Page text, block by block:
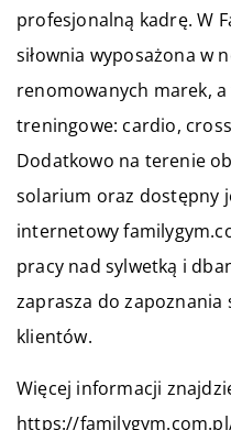
profesjonalną kadrę. W
siłownia wyposażona w
renomowanych marek,
treningowe: cardio,
Dodatkowo na terenie
solarium oraz dostępny
internetowy
pracy nad sylwetką i
zaprasza do
klientów.
Więcej informacji
https://